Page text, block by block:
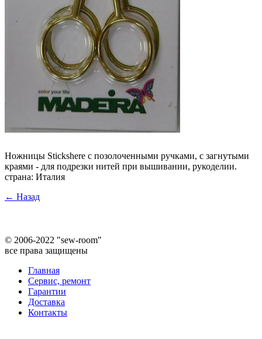
Ножницы Stickshere с позолоченными ручками, с загнутыми
краями - для подрезки нитей при вышивании, рукоделии.
страна: Италия
← Назад
© 2006-2022 "sew-room"
все права защищены
Главная
Сервис, ремонт
Гарантии
Доставка
Контакты